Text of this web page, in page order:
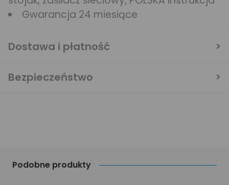
Podobne produkty
Gwarancja 24 miesiące
Dostawa i płatność
Bezpieczeństwo